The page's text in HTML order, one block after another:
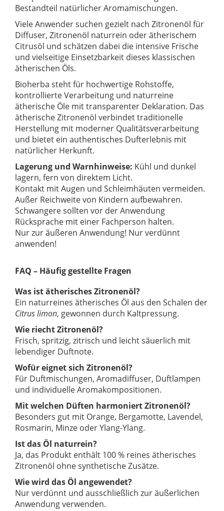
Bestandteil natürlicher Aromamischungen.
Viele Anwender suchen gezielt nach Zitronenöl für
Diffuser, Zitronenöl naturrein oder ätherischem
Citrusöl und schätzen dabei die intensive Frische
und vielseitige Einsetzbarkeit dieses klassischen
ätherischen Öls.
Bioherba steht für hochwertige Rohstoffe,
kontrollierte Verarbeitung und naturreine
ätherische Öle mit transparenter Deklaration. Das
ätherische Zitronenöl verbindet traditionelle
Herstellung mit moderner Qualitätsverarbeitung
und bietet ein authentisches Dufterlebnis mit
natürlicher Herkunft.
Lagerung und Warnhinweise: Kühl und dunkel
lagern, fern von direktem Licht.
Kontakt mit Augen und Schleimhäuten vermeiden.
Außer Reichweite von Kindern aufbewahren.
Schwangere sollten vor der Anwendung
Rücksprache mit einer Fachperson halten.
Nur zur äußeren Anwendung! Nur verdünnt
anwenden!
FAQ – Häufig gestellte Fragen
Was ist ätherisches Zitronenöl?
Ein naturreines ätherisches Öl aus den Schalen der
Citrus limon, gewonnen durch Kaltpressung.
Wie riecht Zitronenöl?
Frisch, spritzig, zitrisch und leicht säuerlich mit
lebendiger Duftnote.
Wofür eignet sich Zitronenöl?
Für Duftmischungen, Aromadiffuser, Duftlampen
und individuelle Aromakompositionen.
Mit welchen Düften harmoniert Zitronenöl?
Besonders gut mit Orange, Bergamotte, Lavendel,
Rosmarin, Minze oder Ylang-Ylang.
Ist das Öl naturrein?
Ja, das Produkt enthält 100 % reines ätherisches
Zitronenöl ohne synthetische Zusätze.
Wie wird das Öl angewendet?
Nur verdünnt und ausschließlich zur äußerlichen
Anwendung verwenden.